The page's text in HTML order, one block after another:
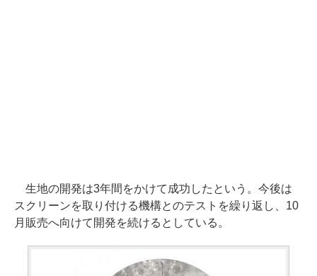
生地の開発は3年間をかけて成功したという。今後は
スクリーンを取り付ける機構とのテストを繰り返し、10
月販売へ向けて開発を続けるとしている。